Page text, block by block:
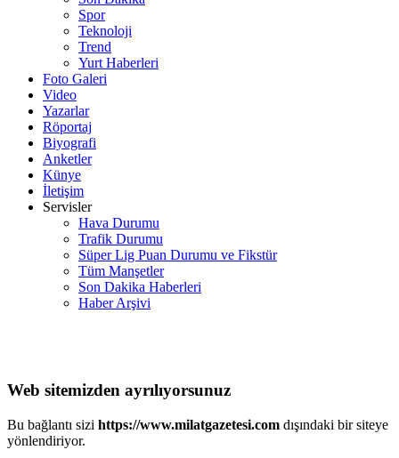
Spor
Teknoloji
Trend
Yurt Haberleri
Foto Galeri
Video
Yazarlar
Röportaj
Biyografi
Anketler
Künye
İletişim
Servisler
Hava Durumu
Trafik Durumu
Süper Lig Puan Durumu ve Fikstür
Tüm Manşetler
Son Dakika Haberleri
Haber Arşivi
Web sitemizden ayrılıyorsunuz
Bu bağlantı sizi https://www.milatgazetesi.com dışındaki bir siteye
yönlendiriyor.